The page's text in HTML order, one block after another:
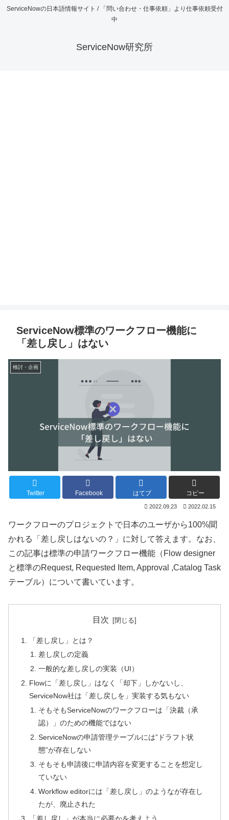
ServiceNowの日本語情報サイト / 「問い合わせ・仕事依頼」より仕事依頼受付
中
ServiceNow研究所
ServiceNow標準のワークフロー機能に
「差し戻し」はない
検討・企画
Twitter Facebook はてブ コピー
2022.09.23 2022.02.15
ワークフローのプロジェクトで日本のユーザから100%聞
かれる「差し戻しはないの？」に対して答えます。なお、
この記事は標準の申請ワークフロー機能（Flow designer
と標準のRequest, Requested Item, Approval ,Catalog Task
テーブル）について書いています。
目次
「差し戻し」とは？
差し戻しの定義
一般的な差し戻しの実装（UI）
Flowに「差し戻し」はなく「却下」しかないし、
ServiceNow社は「差し戻しを」実装する気もない
そもそもServiceNowのワークフローは「決裁（承
認）」のための機能ではない
ServiceNowの申請管理テーブルには”ドラフト状
態”が存在しない
そもそも申請後に申請内容を変更することを想定し
ていない
Workflow editorには「差し戻し」のようなが存在し
たが、廃止された
「差し戻し」が本当に必要かを考えよう